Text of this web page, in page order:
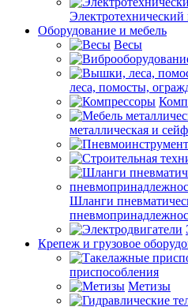
Электротехнический
Оборудование и мебель
Весы
леса, помосты,
металлическая и
Шланги
Крепеж и грузовое
приспособления
Метизы